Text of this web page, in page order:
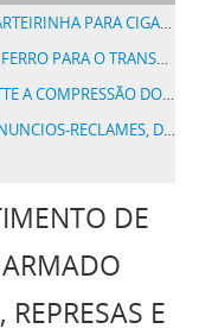
DE FORMA PRATICA E COMMODA
UMA PRANCHA DE CONSTRUÇÃO APERFEIÇOADA
SEM PERIGO DE EXPLOSÃO
COM A FORMA DE GARRAFAS, FRASCOS E SEMELHANTES
DE
E